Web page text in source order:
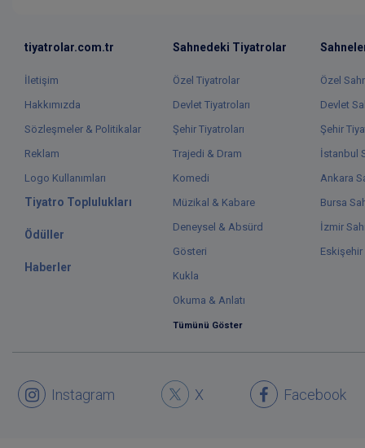
tiyatrolar.com.tr
İletişim
Hakkımızda
Sözleşmeler & Politikalar
Reklam
Logo Kullanımları
Tiyatro Toplulukları
Ödüller
Haberler
Sahnedeki Tiyatrolar
Özel Tiyatrolar
Devlet Tiyatroları
Şehir Tiyatroları
Trajedi & Dram
Komedi
Müzikal & Kabare
Deneysel & Absürd
Gösteri
Kukla
Okuma & Anlatı
Tümünü Göster
Özel
Devlet
Şehir
İstanbul
Ankara
Bursa
İzmir
Facebook
X
Instagram